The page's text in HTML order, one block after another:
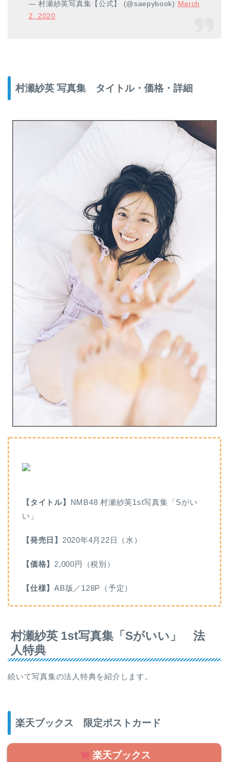
— 村瀬紗英写真集【公式】 (@saepybook) March
2, 2020
村瀬紗英 写真集 タイトル・価格・詳細
【タイトル】 NMB48 村瀬紗英1st写真集「Sがい
い」
【発売日】 2020年4月22日（水）
【価格】 2,000円（税別）
【仕様】AB版／128P（予定）
村瀬紗英 1st写真集「Sがいい」 法
人特典
続いて写真集の法人特典を紹介します。
楽天ブックス 限定ポストカード
楽天ブックス